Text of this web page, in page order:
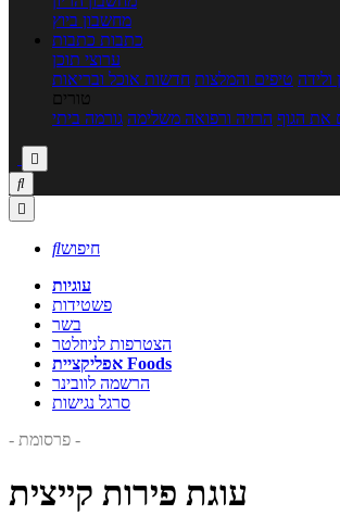
מחשבון ביוץ
כתבות כתבות
ערוצי תוכן
ולידה טיפים והמלצות חדשות אוכל ובריאות
טורים
את הגוף הרזיה ורפואה משלימה גורמה ביתי



חיפוש
עוגיות
פשטידות
בשר
הצטרפות לניוזלטר
אפליקציית Foods
הרשמה לוובינר
סרגל נגישות
- פרסומת -
עוגת פירות קייצית